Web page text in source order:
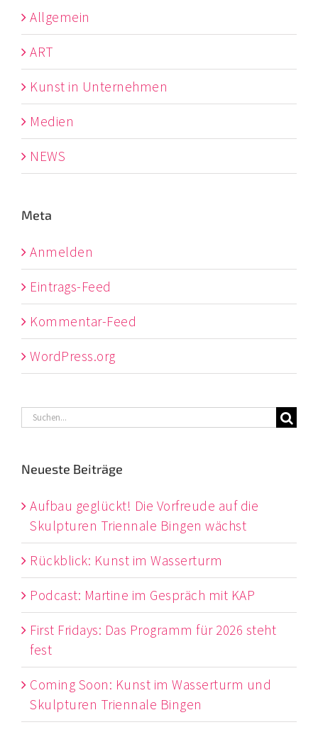
Allgemein
ART
Kunst in Unternehmen
Medien
NEWS
Meta
Anmelden
Eintrags-Feed
Kommentar-Feed
WordPress.org
Suche
Neueste Beiträge
Aufbau geglückt! Die Vorfreude auf die
Skulpturen Triennale Bingen wächst
Rückblick: Kunst im Wasserturm
Podcast: Martine im Gespräch mit KAP
First Fridays: Das Programm für 2026 steht
fest
Coming Soon: Kunst im Wasserturm und
Skulpturen Triennale Bingen